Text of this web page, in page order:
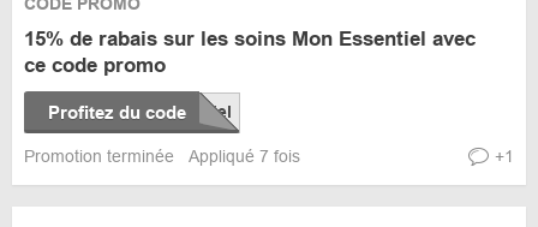
15% de rabais sur les soins Mon Essentiel avec
ce code promo
Profitez du code
Promotion terminée Appliqué 7 fois +1